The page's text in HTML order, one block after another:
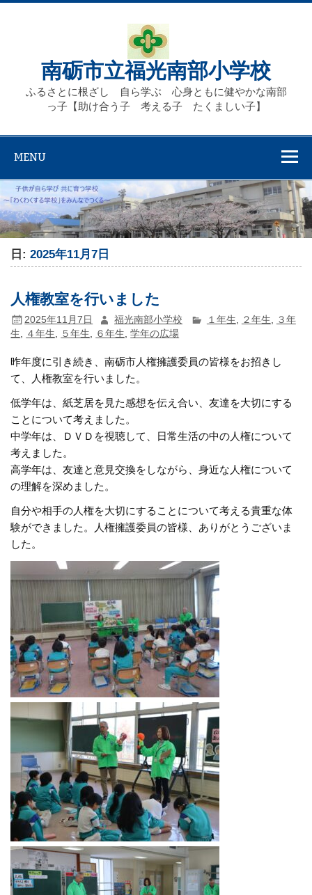
Skip
南砺市立福光南部小学校
ふるさとに根ざし 自ら学ぶ 心身ともに健やかな南部
っ子【助け合う子 考える子 たくましい子】
MENU
日:2025年11月7日
人権教室を行いました
2025年11月7日 福光南部小学校 １年生 ２年生
３年
生, ４年生, ５年生, ６年生,学年の広場
昨年度に引き続き、南砺市人権擁護委員の皆様をお招きし
て、人権教室を行いました。
低学年は、紙芝居を見た感想を伝え合い、友達を大切にする
ことについて考えました。
中学年は、ＤＶＤを視聴して、日常生活の中の人権について
考えました。
高学年は、友達と意見交換をしながら、身近な人権について
の理解を深めました。
自分や相手の人権を大切にすることについて考える貴重な体
験ができました。人権擁護委員の皆様、ありがとうございま
した。